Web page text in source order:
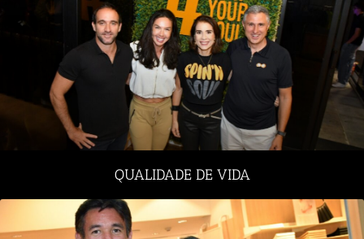
QUALIDADE DE VIDA